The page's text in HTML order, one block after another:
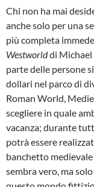
Chi non ha mai
anche solo per una
più completa
Westworlddi Michael
parte delle persone
dollari nel parco di
Roman World,
scegliere in quale
vacanza; durante
potrà essere
banchetto medievale
sembra vero, ma